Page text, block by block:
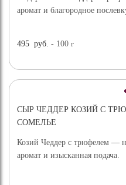
аромат и благородное
495 руб. - 100г
СЫР ЧЕДДЕР КОЗИЙ С
СОМЕЛЬЕ
Козий Чеддер с трюфелем —
аромат и изысканная подача.